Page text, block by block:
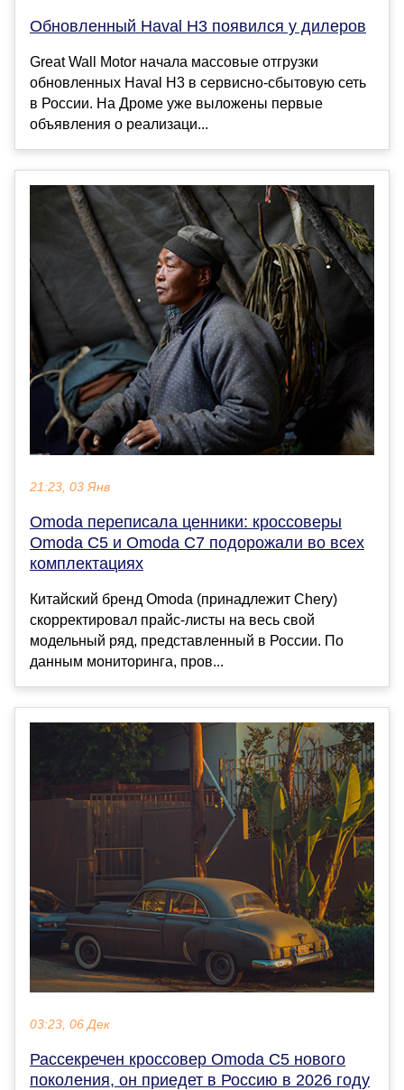
Обновленный Haval H3 появился у дилеров
Great Wall Motor начала массовые отгрузки
обновленных Haval H3 в сервисно-сбытовую сеть
в России. На Дроме уже выложены первые
объявления о реализаци...
21:23, 03 Янв
Omoda переписала ценники: кроссоверы
Omoda C5 и Omoda C7 подорожали во всех
комплектациях
Китайский бренд Omoda (принадлежит Chery)
скорректировал прайс-листы на весь свой
модельный ряд, представленный в России. По
данным мониторинга, пров...
03:23, 06 Дек
Рассекречен кроссовер Omoda C5 нового
поколения, он приедет в Россию в 2026 году